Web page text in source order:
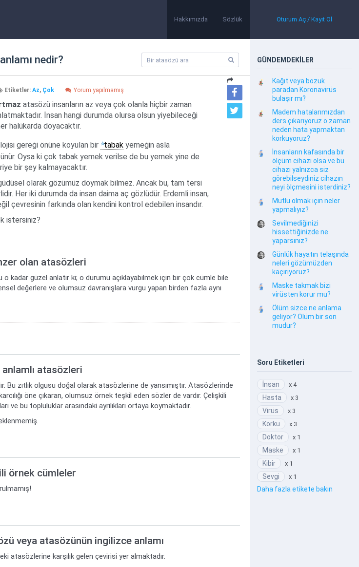
Hakkımızda Sözlük Oturum Aç / Kayıt Ol
nedir?
Etiketler: Az, Çok Yorum yapılmamış
atasözü insanların az veya çok olanla hiçbir zaman
İnsan hangi durumda olursa olsun yiyebileceği
halükarda doyacaktır.
gereği önüne koyulan bir tabakyemeğin asla
Oysa ki çok tabak yemek verilse de bu yemek yine de
bir şey kalmayacaktır.
olarak gözümüz doymak bilmez. Ancak bu, tam tersi
Her iki durumda da insan daima aç gözlüdür. Erdemli insan,
çevresinin farkında olan kendini kontrol edebilen insandır.
istersiniz?
olan atasözleri
kadar güzel anlatır ki; o durumu açıklayabilmek için bir çok cümle bile
değerlere ve olumsuz davranışlara vurgu yapan birden fazla aynı
atasözleri
Bu zıtlık olgusu doğal olarak atasözlerine de yansımıştır. Atasözlerinde
öne çıkaran, olumsuz örnek teşkil eden sözler de vardır. Çelişkili
ve bu topluluklar arasındaki ayrılıkları ortaya koymaktadır.
örnek cümleler
veya atasözünün ingilizce anlamı
atasözlerine karşılık gelen çevirisi yer almaktadır.
GÜNDEMDEKİLER
Kağıt veya bozuk
paradan Koronavirüs
bulaşır mı?
Madem hatalarımızdan
ders çıkarıyoruz o zaman
neden hata yapmaktan
korkuyoruz?
İnsanların kafasında bir
ölçüm cihazı olsa ve bu
cihazı yalnızca siz
görebilseydiniz cihazın
neyi ölçmesini isterdiniz?
Mutlu olmak için neler
yapmalıyız?
Sevilmediğinizi
hissettiğinizde ne
yaparsınız?
Günlük hayatın telaşında
neleri gözümüzden
kaçırıyoruz?
Maske takmak bizi
virüsten korur mu?
Ölüm sizce ne anlama
geliyor? Ölüm bir son
mudur?
Soru Etiketleri
İnsan x 4
Hasta x 3
Virüs x 3
Korku x 3
Doktor x 1
Maske x 1
Kibir x 1
Sevgi x 1
Daha fazla etikete bakın